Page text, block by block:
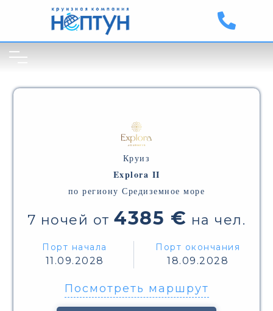
Круиз
Explora II
по региону Средиземное море
7 ночей от4385 € на чел.
Порт начала
11.09.2028
Порт окончания
18.09.2028
Посмотреть маршрут